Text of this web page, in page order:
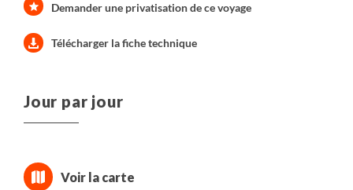
Demander une privatisation de ce voyage
Télécharger la fiche technique
Jour par jour